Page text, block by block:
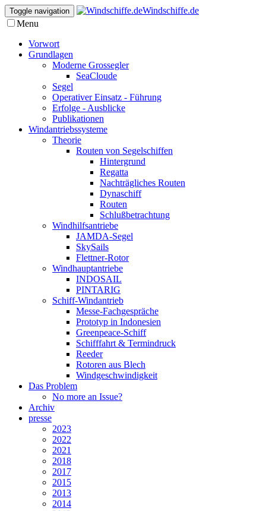
Toggle navigation
Windschiffe.de
Menu
Vorwort
Grundlagen
Moderne Grossegler
SeaCloude
Segel
Operativer Einsatz - Führung
Erfolge - Ausblicke
Publikationen
Windantriebssysteme
Theorie
Routen von Segelschiffen
Hintergrund
Regatta
Nachträgliches Routen
Dynaschiff
Routen
Schlußbetrachtung
Windhilfsantriebe
JAMDA-Segel
SkySails
Flettner-Rotor
Windhauptantriebe
INDOSAIL
PINTARIG
Schiff-Windantrieb
Messe-Fachgespräche
Prototyp in Indonesien
Greenpeace-Schiff
Schifffahrt & Termindruck
Reeder
Rotoren aus Blech
Windgeschwindigkeit
Das Problem
No more an Issue?
Archiv
presse
2023
2022
2021
2018
2017
2015
2013
2014